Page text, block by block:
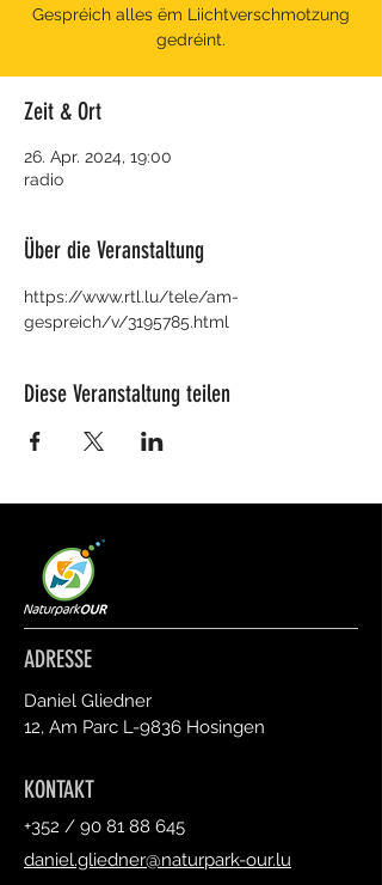
Gespréich alles ëm Liichtverschmotzung
gedréint.
Zeit & Ort
26. Apr. 2024, 19:00
radio
Über die Veranstaltung
https://www.rtl.lu/tele/am-
gespreich/v/3195785.html
Diese Veranstaltung teilen
ADRESSE
Daniel Gliedner
12, Am Parc L-9836 Hosingen
KONTAKT
+352 / 90 81 88 645
daniel.gliedner@naturpark-our.lu